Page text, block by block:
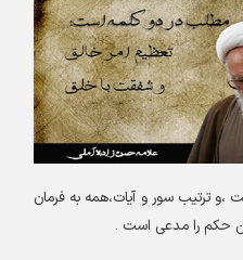
،و ترتیب سور و آیات،همه به فرمان
حکم را مدعی است.